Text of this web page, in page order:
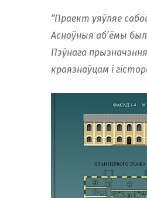
“Праект уяўляе
Асноўныя аб’ёмы
Пэўнага
краязнаўцам і